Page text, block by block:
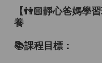
【👫🏻靜心爸媽學
養
📚課程目標：